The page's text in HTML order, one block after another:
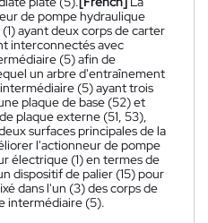
de pompe hydraulique
ayant deux corps de carter
interconnectés avec
(5) afin de
un arbre d'entraînement
(5) ayant trois
plaque de base (52) et
plaque externe (51, 53),
surfaces principales de la
l'actionneur de pompe
électrique (1) en termes de
dispositif de palier (15) pour
dans l'un (3) des corps de
intermédiaire (5).